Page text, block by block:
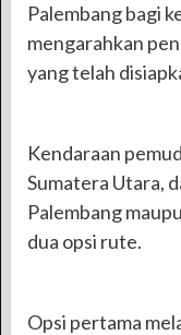
Palembang bagi
mengarahkan
yang telah
Kendaraan
Sumatera Utara,
Palembang
dua opsi rute.
Opsi pertama